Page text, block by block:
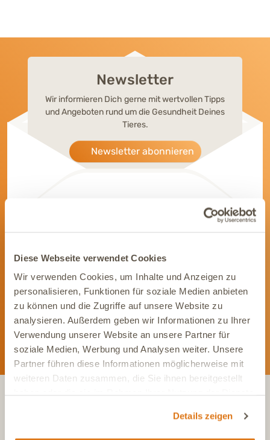
Diese Webseite verwendet Cookies
Wir verwenden Cookies, um Inhalte und Anzeigen zu
personalisieren, Funktionen für soziale Medien anbieten
zu können und die Zugriffe auf unsere Website zu
analysieren. Außerdem geben wir Informationen zu Ihrer
Verwendung unserer Website an unsere Partner für
soziale Medien, Werbung und Analysen weiter. Unsere
Partner führen diese Informationen möglicherweise mit
weiteren Daten zusammen, die Sie ihnen bereitgestellt
Details zeigen
Newsletter
Wir informieren Dich gerne mit wertvollen Tipps
und Angeboten rund um die Gesundheit Deines
Tieres.
Newsletter abonnieren
Social Media. Unsere Kanäle bieten Dir aktuelle News und
exklusive Einblicke.